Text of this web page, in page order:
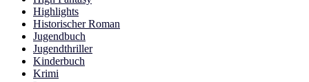
Highlights
Historischer Roman
Jugendbuch
Jugendthriller
Kinderbuch
Krimi